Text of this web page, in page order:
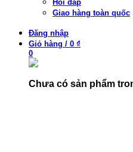
Hỏi đáp
Giao hàng toàn quốc
Đăng nhập
Giỏ hàng / 0 ₫
0
Chưa có sản phẩm